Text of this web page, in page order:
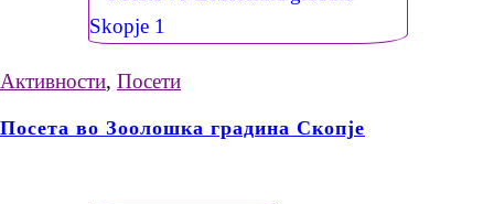
Активности, Посети
Посета во Зоолошка градина Скопје